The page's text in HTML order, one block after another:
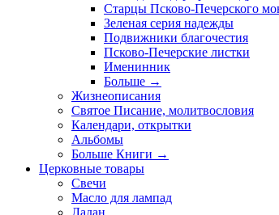
Старцы Псково-Печерского
Зеленая серия надежды
Подвижники благочестия
Псково-Печерские листки
Именинник
Больше →
Жизнеописания
Святое Писание, молитвословия
Календари, открытки
Альбомы
Больше Книги →
Церковные товары
Свечи
Масло для лампад
Ладан